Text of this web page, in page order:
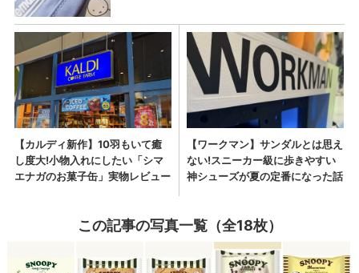
この記事の写真一覧（全18枚）